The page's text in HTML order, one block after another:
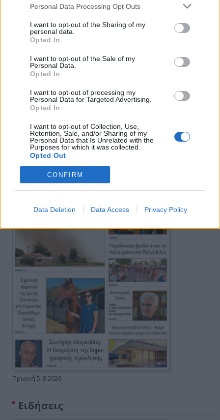
Personal Data Processing Opt Outs
I want to opt-out of the Sharing of my
personal data.
Opted In
I want to opt-out of the Sale of my
Personal Data.
Opted In
I want to opt-out of processing my
Personal Data for Targeted Advertising.
Opted In
I want to opt-out of Collection, Use,
Retention, Sale, and/or Sharing of my
Personal Data that Is Unrelated with the
Purposes for which it was collected.
Opted Out
CONFIRM
Data Deletion Data Access Privacy Policy
Πρωινή
Πρωινή 5-8-2026
Ειδήσεις